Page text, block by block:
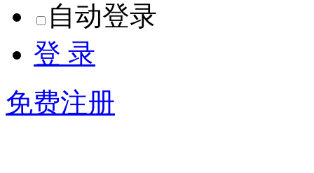
自动登录
登 录
免费注册